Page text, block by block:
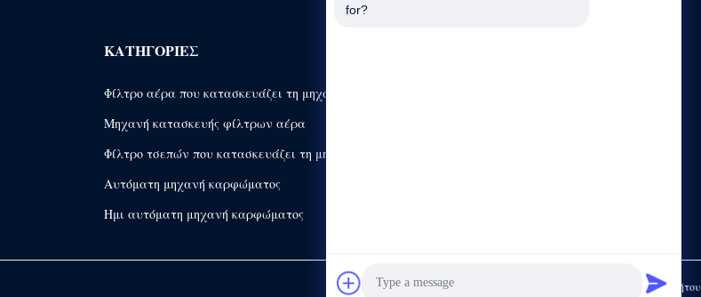
ΚΑΤΗΓΟΡΊΕΣ
Φίλτρο αέρα που κατασκευάζει τη μηχανή
Μηχανή κατασκευής φίλτρων αέρα
Φίλτρο τσεπών που κατασκευάζει τη μηχανή
Αυτόματη μηχανή καρφώματος
Ημι αυτόματη μηχανή καρφώματος
Πολιτική απορρήτου
for?